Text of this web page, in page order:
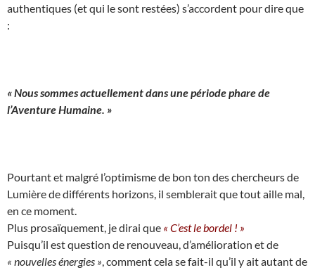
authentiques (et qui le sont restées) s’accordent pour dire que
:
« Nous sommes actuellement dans une période phare de
l’Aventure Humaine. »
Pourtant et malgré l’optimisme de bon ton des chercheurs de
Lumière de différents horizons, il semblerait que tout aille mal,
en ce moment.
Plus prosaïquement, je dirai que « C’est le bordel ! »
Puisqu’il est question de renouveau, d’amélioration et de
« nouvelles énergies » , comment cela se fait-il qu’il y ait autant de